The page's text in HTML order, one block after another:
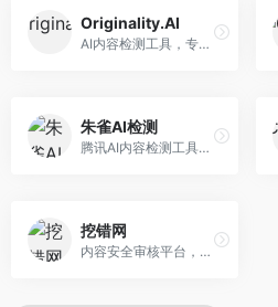
Originality.AI
AI内容检测工具，专注于内容原创性验证。面向内容创作者和出版商，提供AI检测、抄袭检测、批量分析等服务，检测精度高。
朱雀AI检测
腾讯AI内容检测工具，专注于中文内容识别。面向中文用户，提供AI内容检测、文本分析、报告生成等服务，中文检测专业。
挖错网
内容安全审核平台，专注于违规内容检测。面向企业和平台，提供内容审核、敏感词检测、风险预警等服务，安全审核专业。